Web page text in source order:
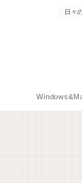
日々